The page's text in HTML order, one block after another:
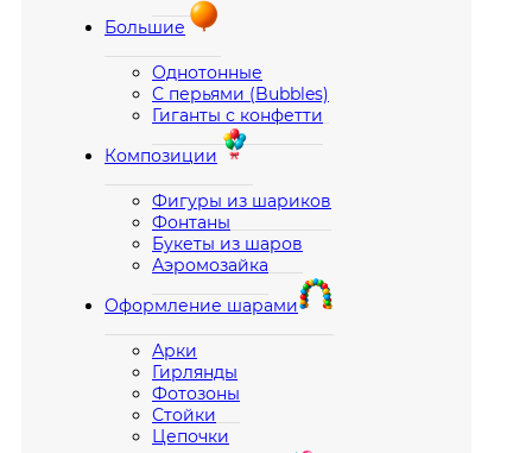
Большие
Однотонные
С перьями (Bubbles)
Гиганты с конфетти
Композиции
Фигуры из шариков
Фонтаны
Букеты из шаров
Аэромозайка
Оформление шарами
Арки
Гирлянды
Фотозоны
Стойки
Цепочки